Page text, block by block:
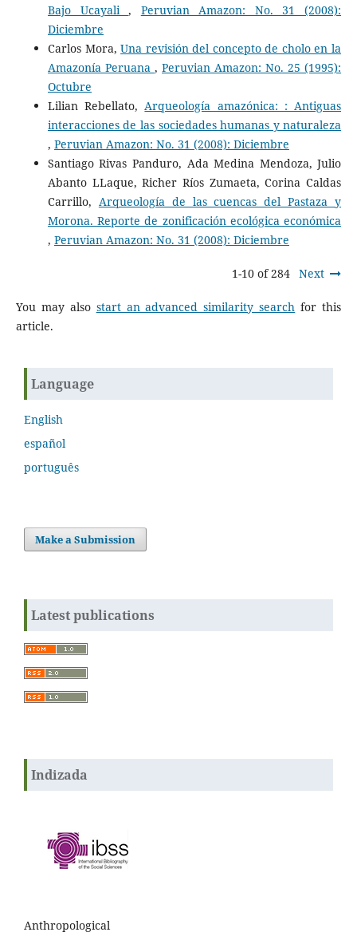
Bajo Ucayali, Peruvian Amazon: No. 31 (2008):
Diciembre
Carlos Mora,Una revisión del concepto de cholo en la
Amazonía Peruana ,Peruvian Amazon: No. 25 (1995):
Octubre
Lilian Rebellato,Arqueología amazónica: : Antiguas
interacciones de las sociedades humanas y naturaleza
, Peruvian Amazon: No. 31 (2008): Diciembre
Santiago Rivas Panduro, Ada Medina Mendoza, Julio
Abanto LLaque, Richer Ríos Zumaeta, Corina Caldas
Carrillo, Arqueología de las cuencas del Pastaza y
Morona. Reporte de zonificación ecológica económica
, Peruvian Amazon: No. 31 (2008): Diciembre
1-10 of 284 Next
You may also start an advanced similarity search for this
article.
Language
English
español
português
Make a Submission
Latest publications
Indizada
Anthropological